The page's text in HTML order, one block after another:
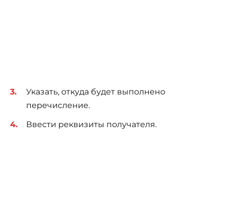
Указать, откуда будет выполнено
перечисление.
Ввести реквизиты получателя.